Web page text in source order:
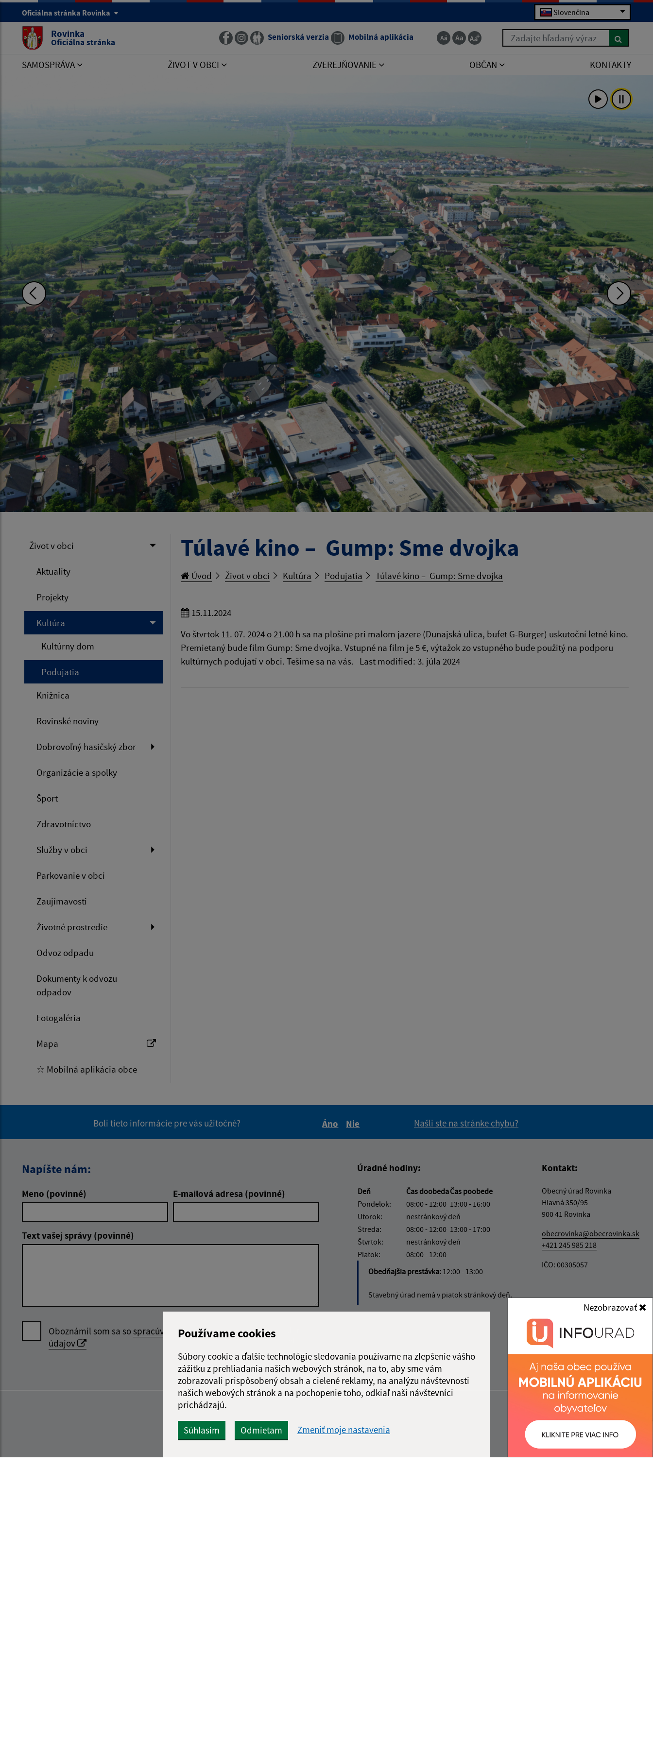
Používame cookies
Súbory cookie a ďalšie technológie sledovania používame na zlepšenie vášho
zážitku z prehliadania našich webových stránok, na to, aby sme vám
zobrazovali prispôsobený obsah a cielené reklamy, na analýzu návštevnosti
našich webových stránok a na pochopenie toho, odkiaľ naši návštevníci
prichádzajú.
Súhlasím Odmietam Zmeniť moje nastavenia
Nezobrazovať
Oficiálna stránka Rovinka Slovenčina
Rovinka
Oficiálna stránka Seniorská verzia Mobilná aplikácia Zadajte hľadaný výraz
SAMOSPRÁVA ŽIVOT V OBCI ZVEREJŇOVANIE OBČAN KONTAKTY
Život v obci
Aktuality
Projekty
Kultúra
Kultúrny dom
Podujatia
Knižnica
Rovinské noviny
Dobrovoľný hasičský zbor
Organizácie a spolky
Šport
Zdravotníctvo
Služby v obci
Parkovanie v obci
Zaujímavosti
Životné prostredie
Odvoz odpadu
Dokumenty k odvozu
odpadov
Fotogaléria
Mapa
☆ Mobilná aplikácia obce
Túlavé kino – Gump: Sme dvojka
Úvod Život v obci Kultúra Podujatia Túlavé kino – Gump: Sme dvojka
15.11.2024
Vo štvrtok 11. 07. 2024 o 21.00 h sa na plošine pri malom jazere (Dunajská ulica, bufet G-Burger) uskutoční letné kino.
Premietaný bude film Gump: Sme dvojka. Vstupné na film je 5 €, výtažok zo vstupného bude použitý na podporu
kultúrnych podujatí v obci. Tešíme sa na vás. Last modified: 3. júla 2024
Boli tieto informácie pre vás užitočné?
Áno
Nie
Našli ste na stránke chybu?
Napíšte nám:
Meno (povinné) E-mailová adresa (povinné)
Text vašej správy (povinné)
Oboznámil som sa sospracúvaním osobných
údajov
Google reCaptcha Response
Odoslať
správu
Úradné hodiny:
Deň Čas doobedaČas poobede
Pondelok:
08:00 - 12:00 13:00 - 16:00
Utorok:
nestránkový deň
Streda:
08:00 - 12:00 13:00 - 17:00
Štvrtok:
nestránkový deň
Piatok:
08:00 - 12:00
Obedňajšia prestávka: 12:00 - 13:00
Stavebný úrad nemá v piatok stránkový deň.
Kontakt:
Obecný úrad Rovinka
Hlavná 350/95
900 41 Rovinka
obecrovinka@obecrovinka.sk
+421 245 985 218
IČO: 00305057